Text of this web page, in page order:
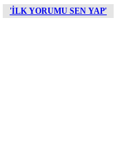
'İLK YORUMU SEN YAP'